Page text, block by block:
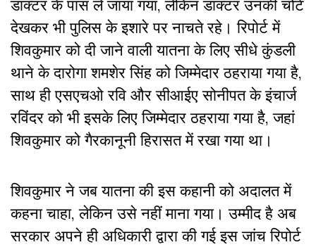
डाक्टर के पास ले जाया गया, लेकिन डाक्टर उनकी चोटें
देखकर भी पुलिस के इशारे पर नाचते रहे। रिपोर्ट में
शिवकुमार को दी जाने वाली यातना के लिए सीधे कुंडली
थाने के दारोगा शमशेर सिंह को जिम्मेदार ठहराया गया है,
साथ ही एसएचओ रवि और सीआईए सोनीपत के इंचार्ज
रविंदर को भी इसके लिए जिम्मेदार ठहराया गया है, जहां
शिवकुमार को गैरकानूनी हिरासत में रखा गया था।
शिवकुमार ने जब यातना की इस कहानी को अदालत में
कहना चाहा, लेकिन उसे नहीं माना गया। उम्मीद है अब
सरकार अपने ही अधिकारी द्वारा की गई इस जांच रिपोर्ट